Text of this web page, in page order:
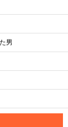
男